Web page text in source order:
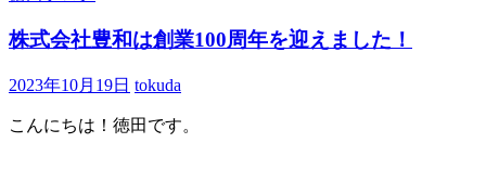
株式会社豊和は創業100周年を迎えました！
2023年10月19日 tokuda
こんにちは！徳田です。